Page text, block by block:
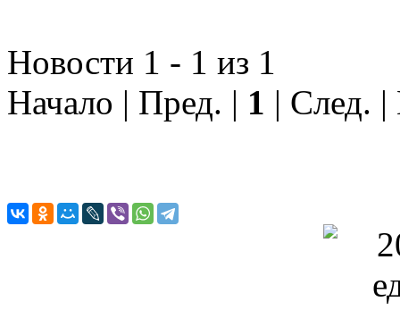
Новости 1 - 1 из 1
Начало | Пред. | 1 | След.